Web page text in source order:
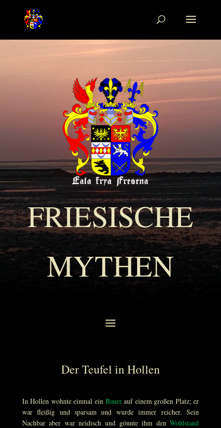
FRIESISCHE
MYTHEN
Der Teufel in Hollen
In Hollen wohnte einmal ein Bauerauf einem großen Platz; er
war fleißig und sparsam und wurde immer reicher. Sein
Nachbar aber war neidisch und gönnte ihm denWohlstand